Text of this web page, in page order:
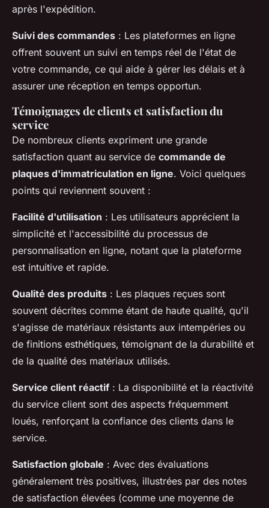
après l'expédition.
Suivi des commandes : Les plateformes en ligne
offrent souvent un suivi en temps réel de l'état de
votre commande, ce qui aide à gérer les délais et à
assurer une réception en temps opportun.
Témoignages de clients et satisfaction du
service
De nombreux clients expriment une grande
satisfaction quant au service de commande de
plaques d'immatriculation en ligne. Voici quelques
points qui reviennent souvent :
Facilité d'utilisation : Les utilisateurs apprécient la
simplicité et l'accessibilité du processus de
personnalisation en ligne, notant que la plateforme
est intuitive et rapide.
Qualité des produits : Les plaques reçues sont
souvent décrites comme étant de haute qualité, qu'il
s'agisse de matériaux résistants aux intempéries ou
de finitions esthétiques, témoignant de la durabilité et
de la qualité des matériaux utilisés.
Service client réactif : La disponibilité et la réactivité
du service client sont des aspects fréquemment
loués, renforçant la confiance des clients dans le
service.
Satisfaction globale : Avec des évaluations
généralement très positives, illustrées par des notes
de satisfaction élevées (comme une moyenne de